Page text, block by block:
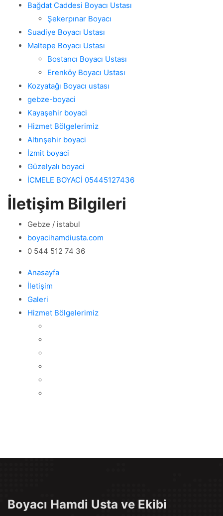
Bağdat Caddesi Boyacı Ustası
Şekerpınar Boyacı
Suadiye Boyacı Ustası
Maltepe Boyacı Ustası
Bostancı Boyacı Ustası
Erenköy Boyacı Ustası
Kozyatağı Boyacı ustası
gebze-boyaci
Kayaşehir boyaci
Hizmet Bölgelerimiz
Altınşehir boyaci
İzmit boyaci
Güzelyalı boyaci
İCMELE BOYACİ 05445127436
İletişim Bilgileri
Gebze / istabul
boyacihamdiusta.com
0 544 512 74 36
Anasayfa
İletişim
Galeri
Hizmet Bölgelerimiz
Boyacı Hamdi Usta ve Ekibi